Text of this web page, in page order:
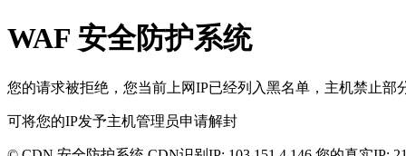
WAF 安全防护系统
您的请求被拒绝，您当前上网IP已经列入黑名单，主机禁止部
可将您的IP发予主机管理员申请解封